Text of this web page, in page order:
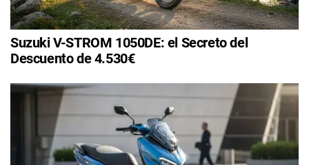
Suzuki V-STROM 1050DE: el Secreto del
Descuento de 4.530€